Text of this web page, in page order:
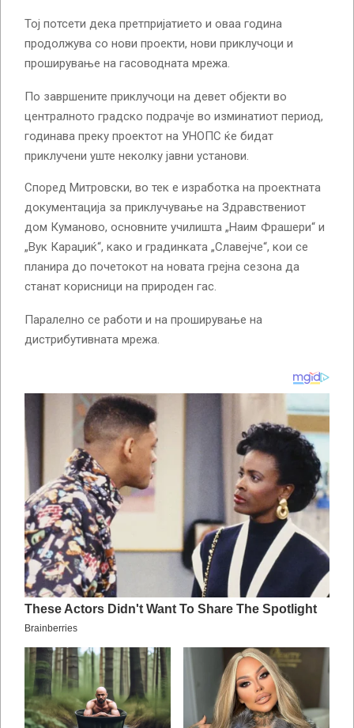
Тој потсети дека претпријатието и оваа година
продолжува со нови проекти, нови приклучоци и
проширување на гасоводната мрежа.
По завршените приклучоци на девет објекти во
централното градско подрачје во изминатиот период,
годинава преку проектот на УНОПС ќе бидат
приклучени уште неколку јавни установи.
Според Митровски, во тек е изработка на проектната
документација за приклучување на Здравствениот
дом Куманово, основните училишта „Наим Фрашери“ и
„Вук Караџиќ“, како и градинката „Славејче“, кои се
планира до почетокот на новата грејна сезона да
станат корисници на природен гас.
Паралелно се работи и на проширување на
дистрибутивната мрежа.